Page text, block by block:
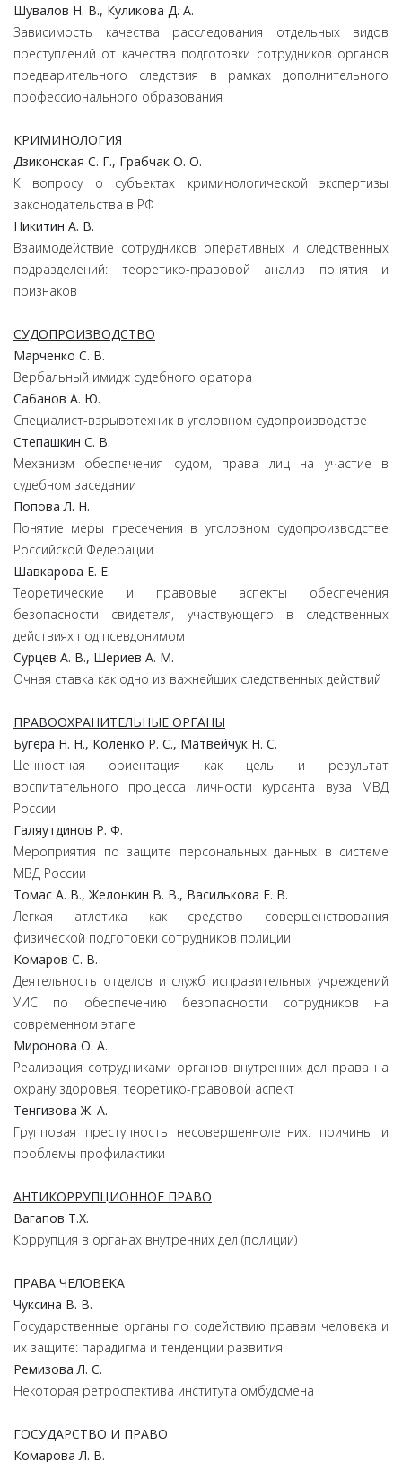
Шувалов Н. В., Куликова Д. А.
Зависимость качества расследования отдельных видов
преступлений от качества подготовки сотрудников органов
предварительного следствия в рамках дополнительного
профессионального образования
КРИМИНОЛОГИЯ
Дзиконская С. Г., Грабчак О. О.
К вопросу о субъектах криминологической экспертизы
законодательства в РФ
Никитин А. В.
Взаимодействие сотрудников оперативных и следственных
подразделений: теоретико-правовой анализ понятия и
признаков
СУДОПРОИЗВОДСТВО
Марченко С. В.
Вербальный имидж судебного оратора
Сабанов А. Ю.
Специалист-взрывотехник в уголовном судопроизводстве
Степашкин С. В.
Механизм обеспечения судом, права лиц на участие в
судебном заседании
Попова Л. Н.
Понятие меры пресечения в уголовном судопроизводстве
Российской Федерации
Шавкарова Е. Е.
Теоретические и правовые аспекты обеспечения
безопасности свидетеля, участвующего в следственных
действиях под псевдонимом
Сурцев А. В., Шериев А. М.
Очная ставка как одно из важнейших следственных действий
ПРАВООХРАНИТЕЛЬНЫЕ ОРГАНЫ
Бугера Н. Н., Коленко Р. С., Матвейчук Н. С.
Ценностная ориентация как цель и результат
воспитательного процесса личности курсанта вуза МВД
России
Галяутдинов Р. Ф.
Мероприятия по защите персональных данных в системе
МВД России
Томас А. В., Желонкин В. В., Василькова Е. В.
Легкая атлетика как средство совершенствования
физической подготовки сотрудников полиции
Комаров С. В.
Деятельность отделов и служб исправительных учреждений
УИС по обеспечению безопасности сотрудников на
современном этапе
Миронова О. А.
Реализация сотрудниками органов внутренних дел права на
охрану здоровья: теоретико-правовой аспект
Тенгизова Ж. А.
Групповая преступность несовершеннолетних: причины и
проблемы профилактики
АНТИКОРРУПЦИОННОЕ ПРАВО
Вагапов Т.Х.
Коррупция в органах внутренних дел (полиции)
ПРАВА ЧЕЛОВЕКА
Чуксина В. В.
Государственные органы по содействию правам человека и
их защите: парадигма и тенденции развития
Ремизова Л. С.
Некоторая ретроспектива института омбудсмена
ГОСУДАРСТВО И ПРАВО
Комарова Л. В.